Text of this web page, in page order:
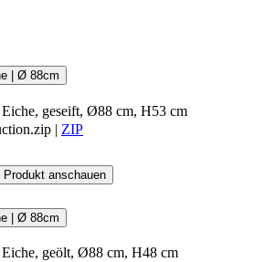
| ZIP
| Ø 88cm
geseift, Ø88 cm, H53 cm
Produkt anschauen
| Ø 88cm
geölt, Ø88 cm, H48 cm